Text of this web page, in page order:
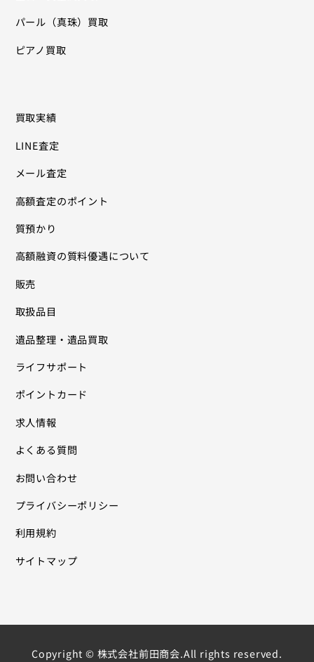
パール（真珠）買取
ピアノ買取
買取実績
LINE査定
メール査定
高額査定のポイント
質預かり
高額融資の質料優遇について
販売
取扱品目
遺品整理・遺品買取
ライフサポート
ポイントカード
求人情報
よくある質問
お問い合わせ
プライバシーポリシー
利用規約
サイトマップ
Copyright © 株式会社前田商会.All rights reserved.